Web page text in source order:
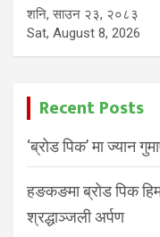
शनि, साउन २३, २०८३
Sat, August 8, 2026
Recent Posts
‘ब्रोड पिक’ मा ज्यान
हङकङमा ब्रोड पिक
श्रद्धाञ्जली अर्पण